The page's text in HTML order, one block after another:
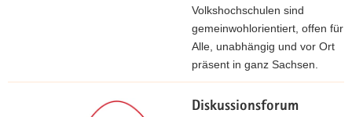
Volkshochschulen sind
gemeinwohlorientiert, offen für
Alle, unabhängig und vor Ort
präsent in ganz Sachsen.
Diskussionsforum